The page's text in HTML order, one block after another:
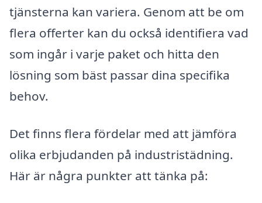
tjänsterna kan variera. Genom att be om
flera offerter kan du också identifiera vad
som ingår i varje paket och hitta den
lösning som bäst passar dina specifika
behov.
Det finns flera fördelar med att jämföra
olika erbjudanden på industristädning.
Här är några punkter att tänka på: